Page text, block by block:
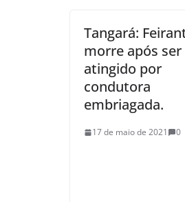
Tangará:
morre após ser
atingido por
condutora
embriagada.
17 de maio de 2021 0